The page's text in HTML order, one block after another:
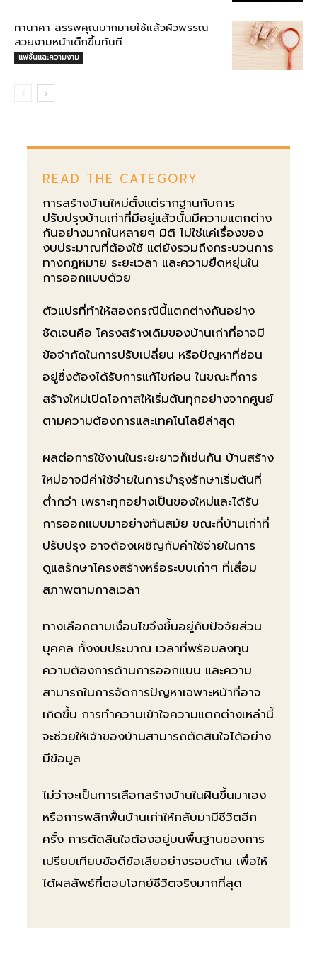
ทานาคา สรรพคุณมากมายใช้แล้วผิวพรรณ
สวยงามหน้าเด็กขึ้นทันที
แฟชั่นและความงาม
READ THE CATEGORY
การสร้างบ้านใหม่ตั้งแต่รากฐานกับการ
ปรับปรุงบ้านเก่าที่มีอยู่แล้วนั้นมีความแตกต่าง
กันอย่างมากในหลายๆ มิติ ไม่ใช่แค่เรื่องของ
งบประมาณที่ต้องใช้ แต่ยังรวมถึงกระบวนการ
ทางกฎหมาย ระยะเวลา และความยืดหยุ่นใน
การออกแบบด้วย
ตัวแปรที่ทำให้สองกรณีนี้แตกต่างกันอย่าง
ชัดเจนคือ โครงสร้างเดิมของบ้านเก่าที่อาจมี
ข้อจำกัดในการปรับเปลี่ยน หรือปัญหาที่ซ่อน
อยู่ซึ่งต้องได้รับการแก้ไขก่อน ในขณะที่การ
สร้างใหม่เปิดโอกาสให้เริ่มต้นทุกอย่างจากศูนย์
ตามความต้องการและเทคโนโลยีล่าสุด
ผลต่อการใช้งานในระยะยาวก็เช่นกัน บ้านสร้าง
ใหม่อาจมีค่าใช้จ่ายในการบำรุงรักษาเริ่มต้นที่
ต่ำกว่า เพราะทุกอย่างเป็นของใหม่และได้รับ
การออกแบบมาอย่างทันสมัย ขณะที่บ้านเก่าที่
ปรับปรุง อาจต้องเผชิญกับค่าใช้จ่ายในการ
ดูแลรักษาโครงสร้างหรือระบบเก่าๆ ที่เสื่อม
สภาพตามกาลเวลา
ทางเลือกตามเงื่อนไขจึงขึ้นอยู่กับปัจจัยส่วน
บุคคล ทั้งงบประมาณ เวลาที่พร้อมลงทุน
ความต้องการด้านการออกแบบ และความ
สามารถในการจัดการปัญหาเฉพาะหน้าที่อาจ
เกิดขึ้น การทำความเข้าใจความแตกต่างเหล่านี้
จะช่วยให้เจ้าของบ้านสามารถตัดสินใจได้อย่าง
มีข้อมูล
ไม่ว่าจะเป็นการเลือกสร้างบ้านในฝันขึ้นมาเอง
หรือการพลิกฟื้นบ้านเก่าให้กลับมามีชีวิตอีก
ครั้ง การตัดสินใจต้องอยู่บนพื้นฐานของการ
เปรียบเทียบข้อดีข้อเสียอย่างรอบด้าน เพื่อให้
ได้ผลลัพธ์ที่ตอบโจทย์ชีวิตจริงมากที่สุด